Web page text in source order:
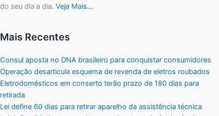
do seu dia a dia. Veja Mais…
Mais Recentes
Consul aposta no DNA brasileiro para conquistar consumidores
Operação desarticula esquema de revenda de eletros roubados
Eletrodomésticos em conserto terão prazo de 180 dias para
retirada
Lei define 60 dias para retirar aparelho da assistência técnica